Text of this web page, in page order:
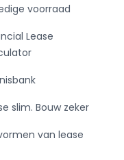
- 158 per
voorraad
Lease
slim. Bouw zeker
van lease